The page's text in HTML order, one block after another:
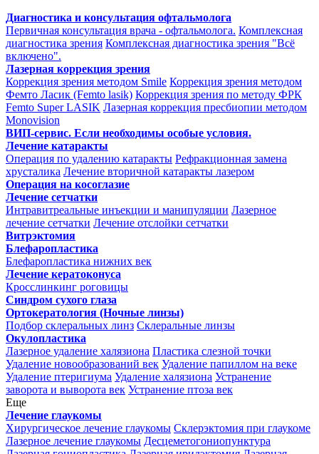
Диагностика и консультация офтальмолога
Первичная консультация врача - офтальмолога. Комплексная
диагностика зрения Комплексная диагностика зрения "Всё
включено".
Лазерная коррекция зрения
Коррекция зрения методом Smile Коррекция зрения методом
Фемто Ласик (Femto lasik) Коррекция зрения по методу ФРК
Femto Super LASIK Лазерная коррекция пресбиопии методом
Monovision
ВИП-сервис. Если необходимы особые условия.
Лечение катаракты
Операция по удалению катаракты Рефракционная замена
хрусталика Лечение вторичной катаракты лазером
Операция на косоглазие
Лечение сетчатки
Интравитреальные инъекции и манипуляции Лазерное
лечение сетчатки Лечение отслойки сетчатки
Витрэктомия
Блефаропластика
Блефаропластика нижних век
Лечение кератоконуса
Кросслинкинг роговицы
Синдром сухого глаза
Ортокератология (Ночные линзы)
Подбор склеральных линз Склеральные линзы
Окулопластика
Лазерное удаление халязиона Пластика слезной точки
Удаление новообразований век Удаление папиллом на веке
Удаление птеригиума Удаление халязиона Устранение
заворота и выворота век Устранение птоза век
Еще
Лечение глаукомы
Хирургическое лечение глаукомы Склерэктомия при глаукоме
Лазерное лечение глаукомы Десцеметогониопунктура